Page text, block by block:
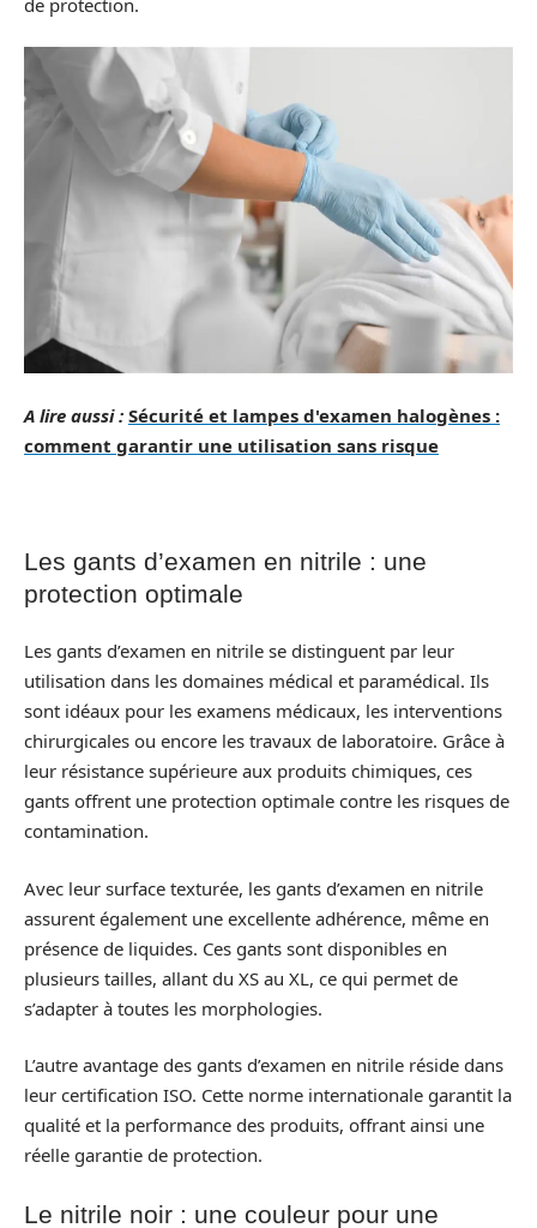
A lire aussi : Sécurité et lampes d'examen halogènes :
comment garantir une utilisation sans risque
Les gants d’examen en nitrile : une
protection optimale
Les gants d’examen en nitrile se distinguent par leur
utilisation dans les domaines médical et paramédical. Ils
sont idéaux pour les examens médicaux, les interventions
chirurgicales ou encore les travaux de laboratoire. Grâce à
leur résistance supérieure aux produits chimiques, ces
gants offrent une protection optimale contre les risques de
contamination.
Avec leur surface texturée, les gants d’examen en nitrile
assurent également une excellente adhérence, même en
présence de liquides. Ces gants sont disponibles en
plusieurs tailles, allant du XS au XL, ce qui permet de
s’adapter à toutes les morphologies.
L’autre avantage des gants d’examen en nitrile réside dans
leur certification ISO. Cette norme internationale garantit la
qualité et la performance des produits, offrant ainsi une
réelle garantie de protection.
Le nitrile noir : une couleur pour une